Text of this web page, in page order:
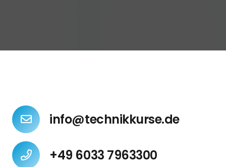
info@technikkurse.de
+49 6033 7963300